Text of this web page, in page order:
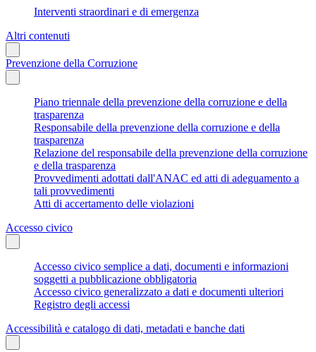
Interventi straordinari e di emergenza
Altri contenuti
Prevenzione della Corruzione
Piano triennale della prevenzione della corruzione e della
trasparenza
Responsabile della prevenzione della corruzione e della
trasparenza
Relazione del responsabile della prevenzione della corruzione
e della trasparenza
Provvedimenti adottati dall'ANAC ed atti di adeguamento a
tali provvedimenti
Atti di accertamento delle violazioni
Accesso civico
Accesso civico semplice a dati, documenti e informazioni
soggetti a pubblicazione obbligatoria
Accesso civico generalizzato a dati e documenti ulteriori
Registro degli accessi
Accessibilità e catalogo di dati, metadati e banche dati